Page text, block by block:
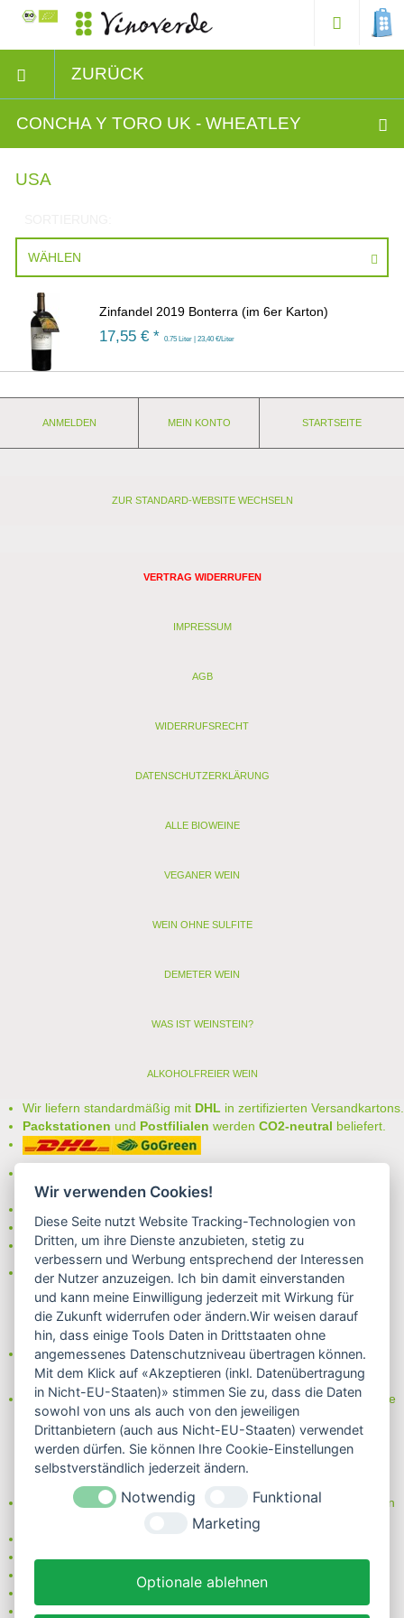
ZURÜCK
CONCHA Y TORO UK - WHEATLEY
USA
WÄHLEN
Zinfandel 2019 Bonterra (im 6er Karton)
17,55 € * 0.75 Liter | 23,40 €/Liter
ANMELDEN MEIN KONTO STARTSEITE
ZUR STANDARD-WEBSITE WECHSELN
VERTRAG WIDERRUFEN
IMPRESSUM
AGB
WIDERRUFSRECHT
DATENSCHUTZERKLÄRUNG
ALLE BIOWEINE
VEGANER WEIN
WEIN OHNE SULFITE
DEMETER WEIN
WAS IST WEINSTEIN?
ALKOHOLFREIER WEIN
Wir liefern standardmäßig mit DHL in zertifizierten Versandkartons.
Packstationen und Postfilialen werden CO2-neutral beliefert.
auswählen:
- Rechnung
- Lastschrift/Bankeinzug
Das Internetsiegel "GEPRÜFTER SHOP – Sicher einkaufen":
Partner von:
Wine in Moderation - bewußt genießen
Erfahren Sie mehr über Biowein in unserem Blog oder Folgen Sie
uns!
Blog
Facebook
Instagram
Neben einem ausgesuchten Sortiment an Biowein, Biospirituosen
und Biofeinkost bieten wir Ihnen u.a. folgende
nur 5,79 EUR Versand (DE)
ab 95 EUR frei Haus (DE)
14 Tage Rückgaberecht
sichere Zahlung
Wir verwenden Cookies!
Diese Seite nutzt Website Tracking-Technologien von
Dritten, um ihre Dienste anzubieten, stetig zu
verbessern und Werbung entsprechend der Interessen
der Nutzer anzuzeigen. Ich bin damit einverstanden
und kann meine Einwilligung jederzeit mit Wirkung für
die Zukunft widerrufen oder ändern.Wir weisen darauf
hin, dass einige Tools Daten in Drittstaaten ohne
angemessenes Datenschutzniveau übertragen können.
Mit dem Klick auf «Akzeptieren (inkl. Datenübertragung
in Nicht-EU-Staaten)» stimmen Sie zu, dass die Daten
sowohl von uns als auch von den jeweiligen
Drittanbietern (auch aus Nicht-EU-Staaten) verwendet
werden dürfen. Sie können Ihre Cookie-Einstellungen
selbstverständlich jederzeit ändern.
Notwendig
Funktional
Marketing
Optionale ablehnen